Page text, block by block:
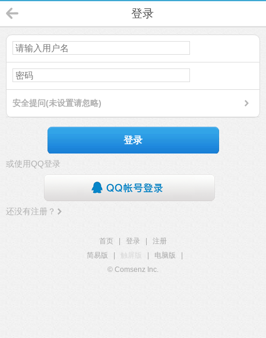
登录
安全提问(未设置请忽略)
登录
或使用QQ登录
还没有注册？
首页 登录
注册
简易版
触屏版 电脑版
© Comsenz Inc.